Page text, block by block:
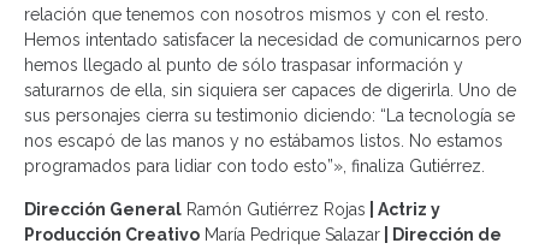
relación que tenemos con nosotros mismos y con el resto.
Hemos intentado satisfacer la necesidad de comunicarnos pero
hemos llegado al punto de sólo traspasar información y
saturarnos de ella, sin siquiera ser capaces de digerirla. Uno de
sus personajes cierra su testimonio diciendo: “La tecnología se
nos escapó de las manos y no estábamos listos. No estamos
programados para lidiar con todo esto”», finaliza Gutiérrez.
Dirección General Ramón Gutiérrez Rojas | Actriz y
Producción Creativo María Pedrique Salazar | Dirección de